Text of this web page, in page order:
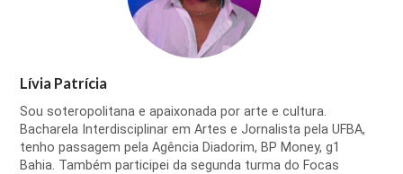
Lívia Patrícia
Sou soteropolitana e apaixonada por arte e cultura.
Bacharela Interdisciplinar em Artes e Jornalista pela UFBA,
tenho passagem pela Agência Diadorim, BP Money, g1
Bahia. Também participei da segunda turma do Focas